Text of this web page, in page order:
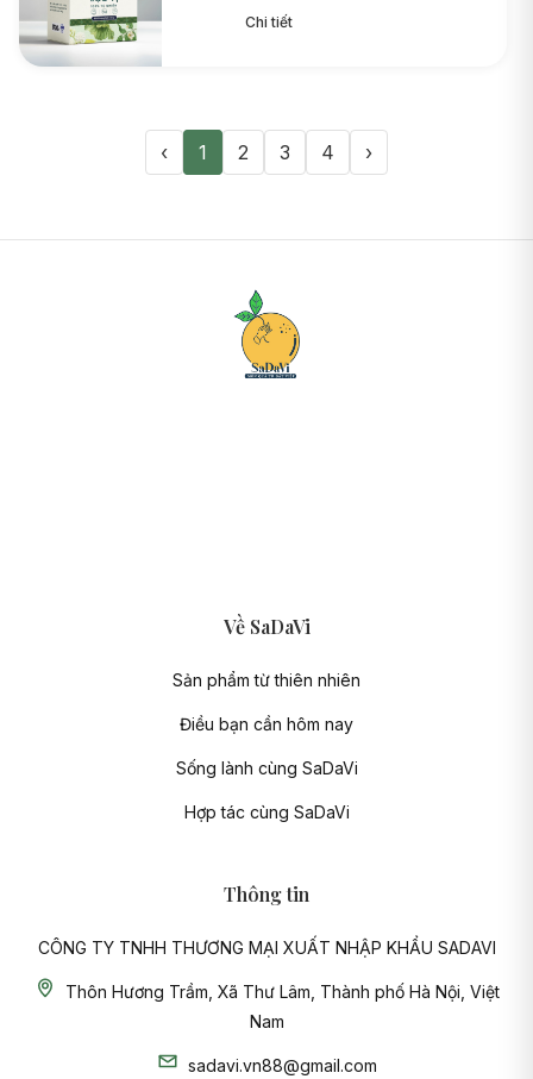
Chi tiết
‹ 1 2 3 4 ›
Về SaDaVi
Sản phẩm từ thiên nhiên
Điều bạn cần hôm nay
Sống lành cùng SaDaVi
Hợp tác cùng SaDaVi
Thông tin
CÔNG TY TNHH THƯƠNG MẠI XUẤT NHẬP KHẨU SADAVI
Thôn Hương Trầm, Xã Thư Lâm, Thành phố Hà Nội, Việt
Nam
sadavi.vn88@gmail.com